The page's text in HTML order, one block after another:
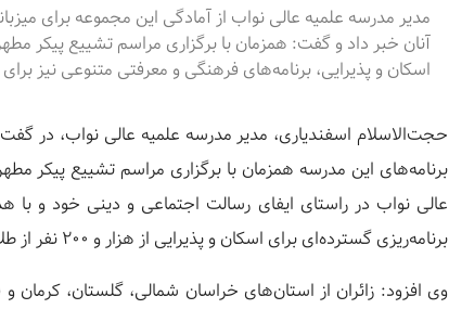
آنان خبر داد و گفت: همزمان با برگزاری مراسم تشییع پیکر
اسکان و پذیرایی، برنامه‌های فرهنگی و معرفتی متنوعی نیز
حجت‌الاسلام اسفندیاری، مدیر مدرسه علمیه عالی نواب، در
برنامه‌های این مدرسه همزمان با برگزاری مراسم تشییع پیکر
عالی نواب در راستای ایفای رسالت اجتماعی و دینی خود و
برنامه‌ریزی گسترده‌ای برای اسکان و پذیرایی از هزار و ۲۰۰ نفر از طلاب، اساتید و خانواده‌های آنان انجام داده است.
وی افزود: زائران از استان‌های خراسان شمالی، گلستان،